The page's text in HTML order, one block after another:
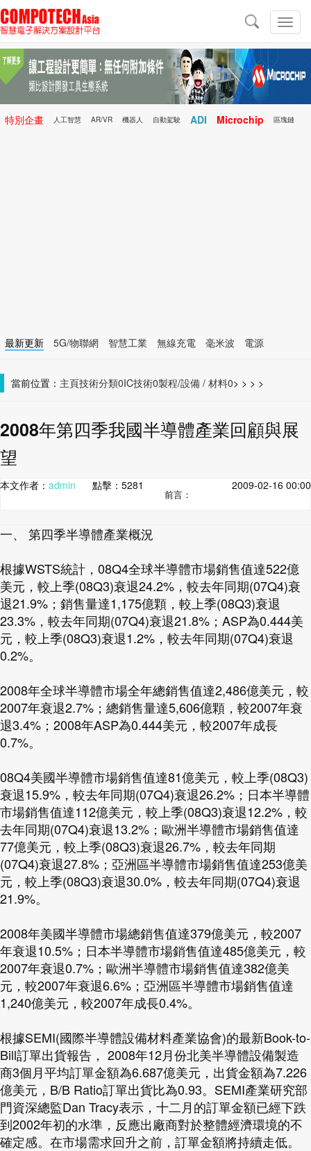
切
換
導
導
航
特別企畫 人工智慧 AR/VR 機器人 自動駕駛 ADI Microchip 區塊鏈
最新更新 5G/物聯網 智慧工業 無線充電 毫米波
電源
當前位置： 主頁 >
技術分類0 >
IC技術0 >
製程/設備 / 材料0 >
2008年第四季我國半導體產業回顧與展
望
本文作者： admin 點擊： 5281 2009-02-16 00:00
前言：
一、 第四季半導體產業概況
根據WSTS統計，08Q4全球半導體市場銷售值達522億
美元，較上季(08Q3)衰退24.2%，較去年同期(07Q4)衰
退21.9%；銷售量達1,175億顆，較上季(08Q3)衰退
23.3%，較去年同期(07Q4)衰退21.8%；ASP為0.444美
元，較上季(08Q3)衰退1.2%，較去年同期(07Q4)衰退
0.2%。
2008年全球半導體市場全年總銷售值達2,486億美元，較
2007年衰退2.7%；總銷售量達5,606億顆，較2007年衰
退3.4%；2008年ASP為0.444美元，較2007年成長
0.7%。
08Q4美國半導體市場銷售值達81億美元，較上季(08Q3)
衰退15.9%，較去年同期(07Q4)衰退26.2%；日本半導體
市場銷售值達112億美元，較上季(08Q3)衰退12.2%，較
去年同期(07Q4)衰退13.2%；歐洲半導體市場銷售值達
77億美元，較上季(08Q3)衰退26.7%，較去年同期
(07Q4)衰退27.8%；亞洲區半導體市場銷售值達253億美
元，較上季(08Q3)衰退30.0%，較去年同期(07Q4)衰退
21.9%。
2008年美國半導體市場總銷售值達379億美元，較2007
年衰退10.5%；日本半導體市場銷售值達485億美元，較
2007年衰退0.7%；歐洲半導體市場銷售值達382億美
元，較2007年衰退6.6%；亞洲區半導體市場銷售值達
1,240億美元，較2007年成長0.4%。
根據SEMI(國際半導體設備材料產業協會)的最新Book-to-
Bill訂單出貨報告， 2008年12月份北美半導體設備製造
商3個月平均訂單金額為6.687億美元，出貨金額為7.226
億美元，B/B Ratio訂單出貨比為0.93。SEMI產業研究部
門資深總監Dan Tracy表示，十二月的訂單金額已經下跌
到2002年初的水準，反應出廠商對於整體經濟環境的不
確定感。在市場需求回升之前，訂單金額將持續走低。